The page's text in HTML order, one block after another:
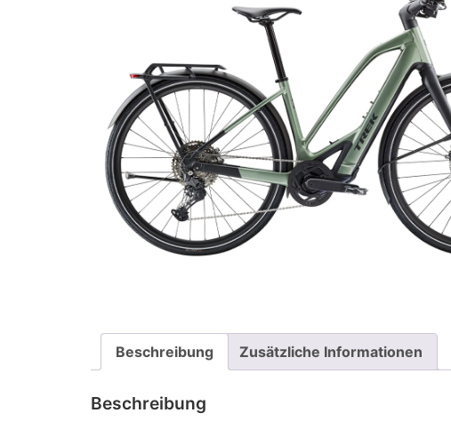
Beschreibung Zusätzliche Informationen
Beschreibung